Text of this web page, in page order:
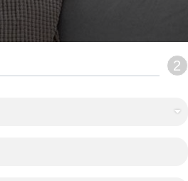
FORMULAIRE : 2